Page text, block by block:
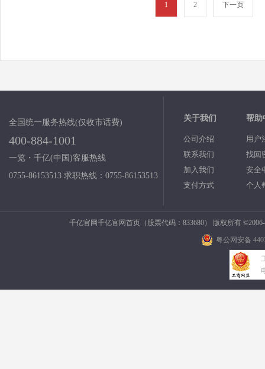
1 2 下一页
全国统一服务热线(仅收市话费)
400-884-1001
一览・千亿(中国)客服热线
0755-86153513 求职热线：0755-86153513
关于我们
公司介绍
联系我们
加入我们
支付方式
帮助
用户
找回
安全
个人
千亿官网千亿官网首页（股票代码：833680） 版权所有
粤公网安备